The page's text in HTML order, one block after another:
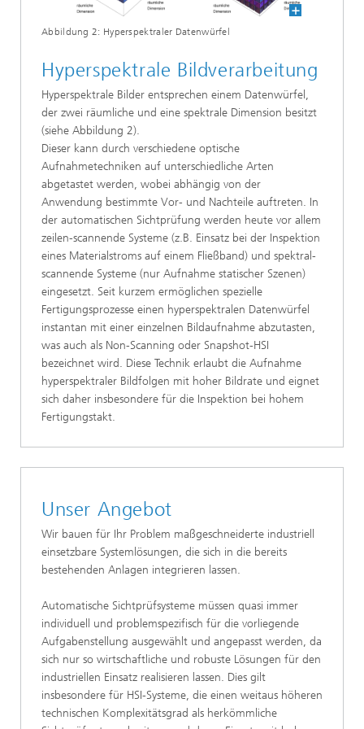
Abbildung 2: Hyperspektraler Datenwürfel
Hyperspektrale Bildverarbeitung
Hyperspektrale Bilder entsprechen einem Datenwürfel,
der zwei räumliche und eine spektrale Dimension besitzt
(siehe Abbildung 2).
Dieser kann durch verschiedene optische
Aufnahmetechniken auf unterschiedliche Arten
abgetastet werden, wobei abhängig von der
Anwendung bestimmte Vor- und Nachteile auftreten. In
der automatischen Sichtprüfung werden heute vor allem
zeilen-scannende Systeme (z.B. Einsatz bei der Inspektion
eines Materialstroms auf einem Fließband) und spektral-
scannende Systeme (nur Aufnahme statischer Szenen)
eingesetzt. Seit kurzem ermöglichen spezielle
Fertigungsprozesse einen hyperspektralen Datenwürfel
instantan mit einer einzelnen Bildaufnahme abzutasten,
was auch als Non-Scanning oder Snapshot-HSI
bezeichnet wird. Diese Technik erlaubt die Aufnahme
hyperspektraler Bildfolgen mit hoher Bildrate und eignet
sich daher insbesondere für die Inspektion bei hohem
Fertigungstakt.
Unser Angebot
Wir bauen für Ihr Problem maßgeschneiderte industriell
einsetzbare Systemlösungen, die sich in die bereits
bestehenden Anlagen integrieren lassen.
Automatische Sichtprüfsysteme müssen quasi immer
individuell und problemspezifisch für die vorliegende
Aufgabenstellung ausgewählt und angepasst werden, da
sich nur so wirtschaftliche und robuste Lösungen für den
industriellen Einsatz realisieren lassen. Dies gilt
insbesondere für HSI-Systeme, die einen weitaus höheren
technischen Komplexitätsgrad als herkömmliche